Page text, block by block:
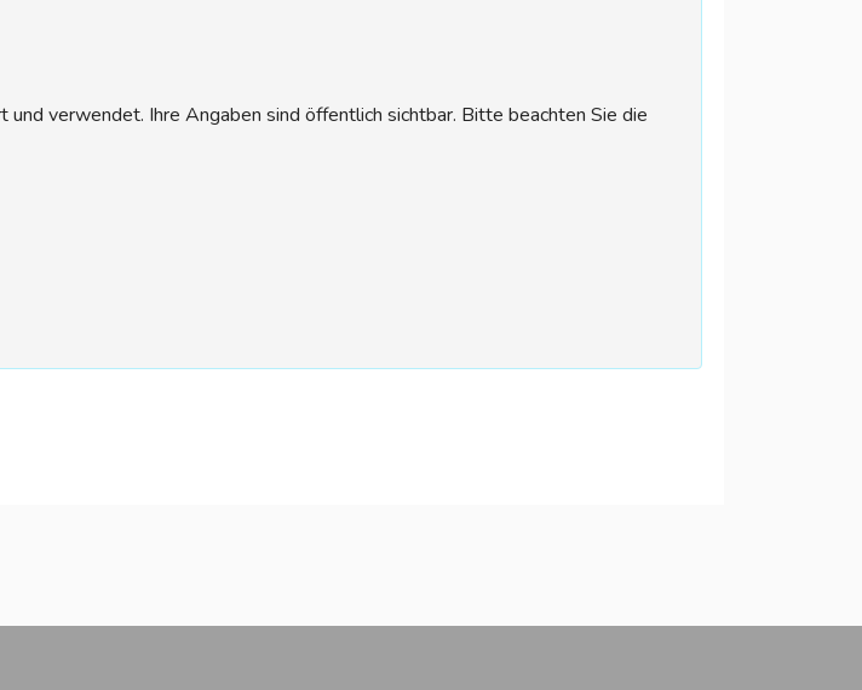
verwendet. Ihre Angaben sind öffentlich sichtbar. Bitte beachten Sie die